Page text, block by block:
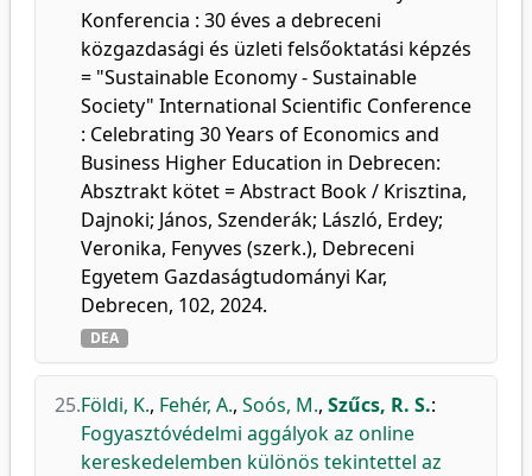
Konferencia : 30 éves a debreceni
közgazdasági és üzleti felsőoktatási képzés
= "Sustainable Economy - Sustainable
Society" International Scientific Conference
: Celebrating 30 Years of Economics and
Business Higher Education in Debrecen:
Absztrakt kötet = Abstract Book / Krisztina,
Dajnoki; János, Szenderák; László, Erdey;
Veronika, Fenyves (szerk.), Debreceni
Egyetem Gazdaságtudományi Kar,
Debrecen, 102, 2024.
DEA
25.Földi, K., Fehér, A., Soós, M., Szűcs, R. S.:
Fogyasztóvédelmi aggályok az online
kereskedelemben különös tekintettel az